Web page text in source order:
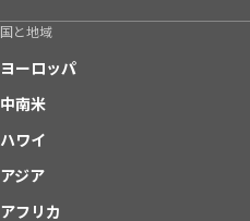
国と地域
ヨーロッパ
中南米
ハワイ
アジア
アフリカ